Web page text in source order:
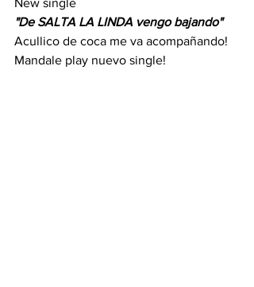
New single
"De SALTA LA LINDA vengo bajando"
Acullico de coca me va acompañando!
Mandale play nuevo single!